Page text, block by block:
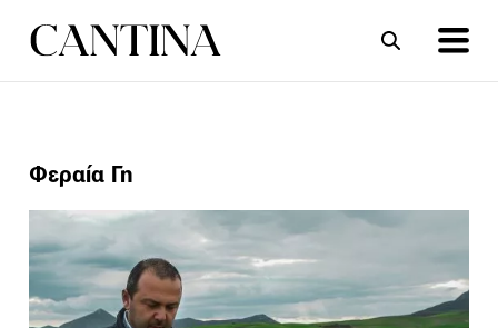
ΣΥΝΤΑΓΕΣ
Φεραία Γη